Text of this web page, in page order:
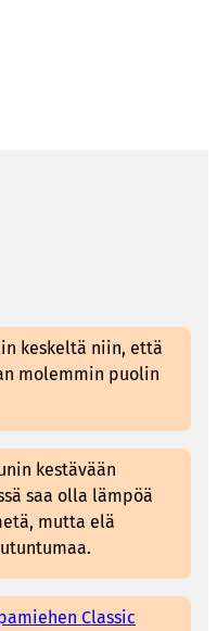
keskeltä niin, että
molemmin puolin
kestävään
saa olla lämpöä
mutta elä
Classic